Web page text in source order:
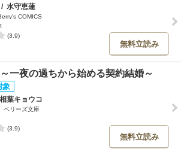
/ 水守恵蓮
COMICS
(3.9)
無料立読み
一夜の過ちから始める契約結婚～
相葉キョウコ
ベリーズ文庫
(3.9)
無料立読み